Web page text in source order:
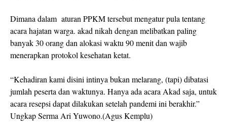
Dimana dalam aturan PPKM tersebut mengatur pula tentang
acara hajatan warga. akad nikah dengan melibatkan paling
banyak 30 orang dan alokasi waktu 90 menit dan wajib
menerapkan protokol kesehatan ketat.
“Kehadiran kami disini intinya bukan melarang, (tapi) dibatasi
jumlah peserta dan waktunya. Hanya ada acara Akad saja, untuk
acara resepsi dapat dilakukan setelah pandemi ini berakhir.”
Ungkap Serma Ari Yuwono.(Agus Kemplu)